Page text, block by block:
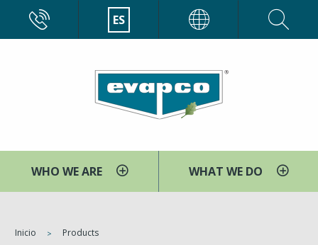
contenido
ES
WHO WE ARE WHAT WE DO
You
Inicio Products